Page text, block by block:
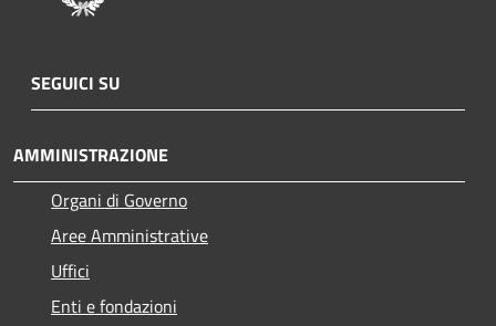
SEGUICI SU
AMMINISTRAZIONE
Organi di Governo
Aree Amministrative
Uffici
Enti e fondazioni